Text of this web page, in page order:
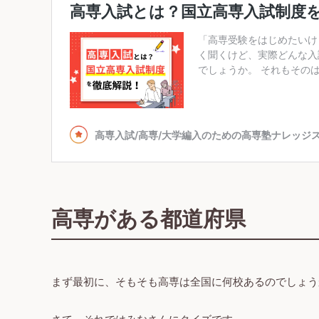
高専がある都道府県
まず最初に、そもそも高専は全国に何校あるのでしょ